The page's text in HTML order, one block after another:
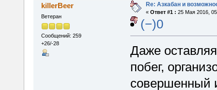
killerBeer
Ветеран
Сообщений: 259
+26/-28
Re: Азкабан и
« Ответ #1 : 25 Мая 2016,
(−)0
Даже
побег,
совершенный